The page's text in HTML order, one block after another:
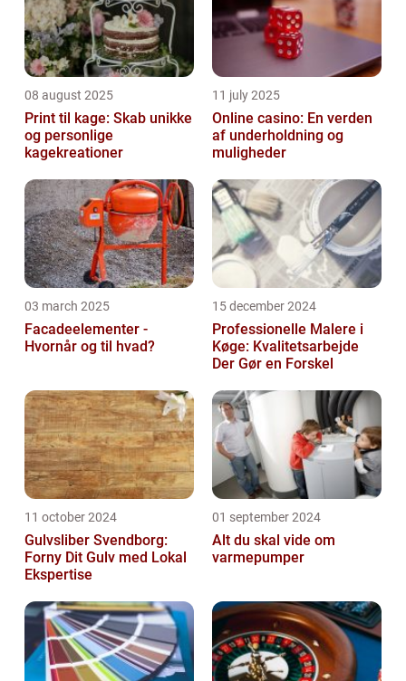
08 august 2025
Print til kage: Skab unikke
og personlige
kagekreationer
11 july 2025
Online casino: En verden
af underholdning og
muligheder
03 march 2025
Facadeelementer -
Hvornår og til hvad?
15 december 2024
Professionelle Malere i
Køge: Kvalitetsarbejde
Der Gør en Forskel
11 october 2024
Gulvsliber Svendborg:
Forny Dit Gulv med Lokal
Ekspertise
01 september 2024
Alt du skal vide om
varmepumper